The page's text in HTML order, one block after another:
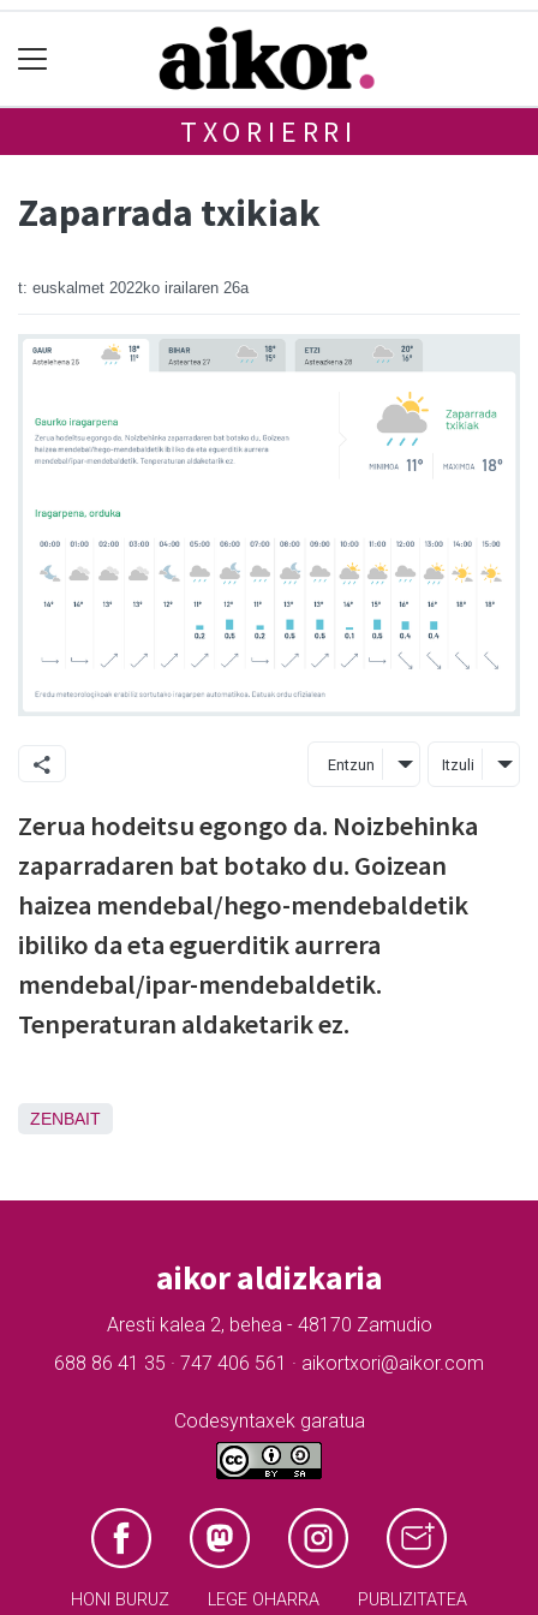
TXORIERRI
Zaparrada txikiak
t: euskalmet 2022ko irailaren 26a
Entzun Itzuli
Zerua hodeitsu egongo da. Noizbehinka
zaparradaren bat botako du. Goizean
haizea mendebal/hego-mendebaldetik
ibiliko da eta eguerditik aurrera
mendebal/ipar-mendebaldetik.
Tenperaturan aldaketarik ez.
ZENBAIT
aikor aldizkaria
Aresti kalea 2, behea - 48170 Zamudio
688 86 41 35 · 747 406 561 · aikortxori@aikor.com
Codesyntaxek garatua
HONI BURUZ LEGE OHARRA PUBLIZITATEA